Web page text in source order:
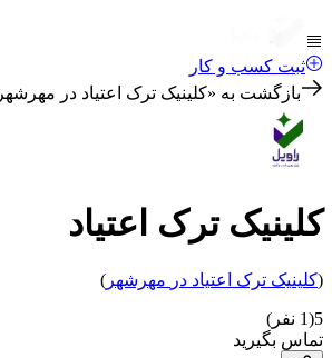
ثبت کسب و کار
بازگشت به «کلینیک ترک اعتیاد در مهرشهر
کلینیک ترک اعتیاد
(کلینیک ترک اعتیاد در مهرشهر )
5
(
1 نفر)
تماس بگیرید